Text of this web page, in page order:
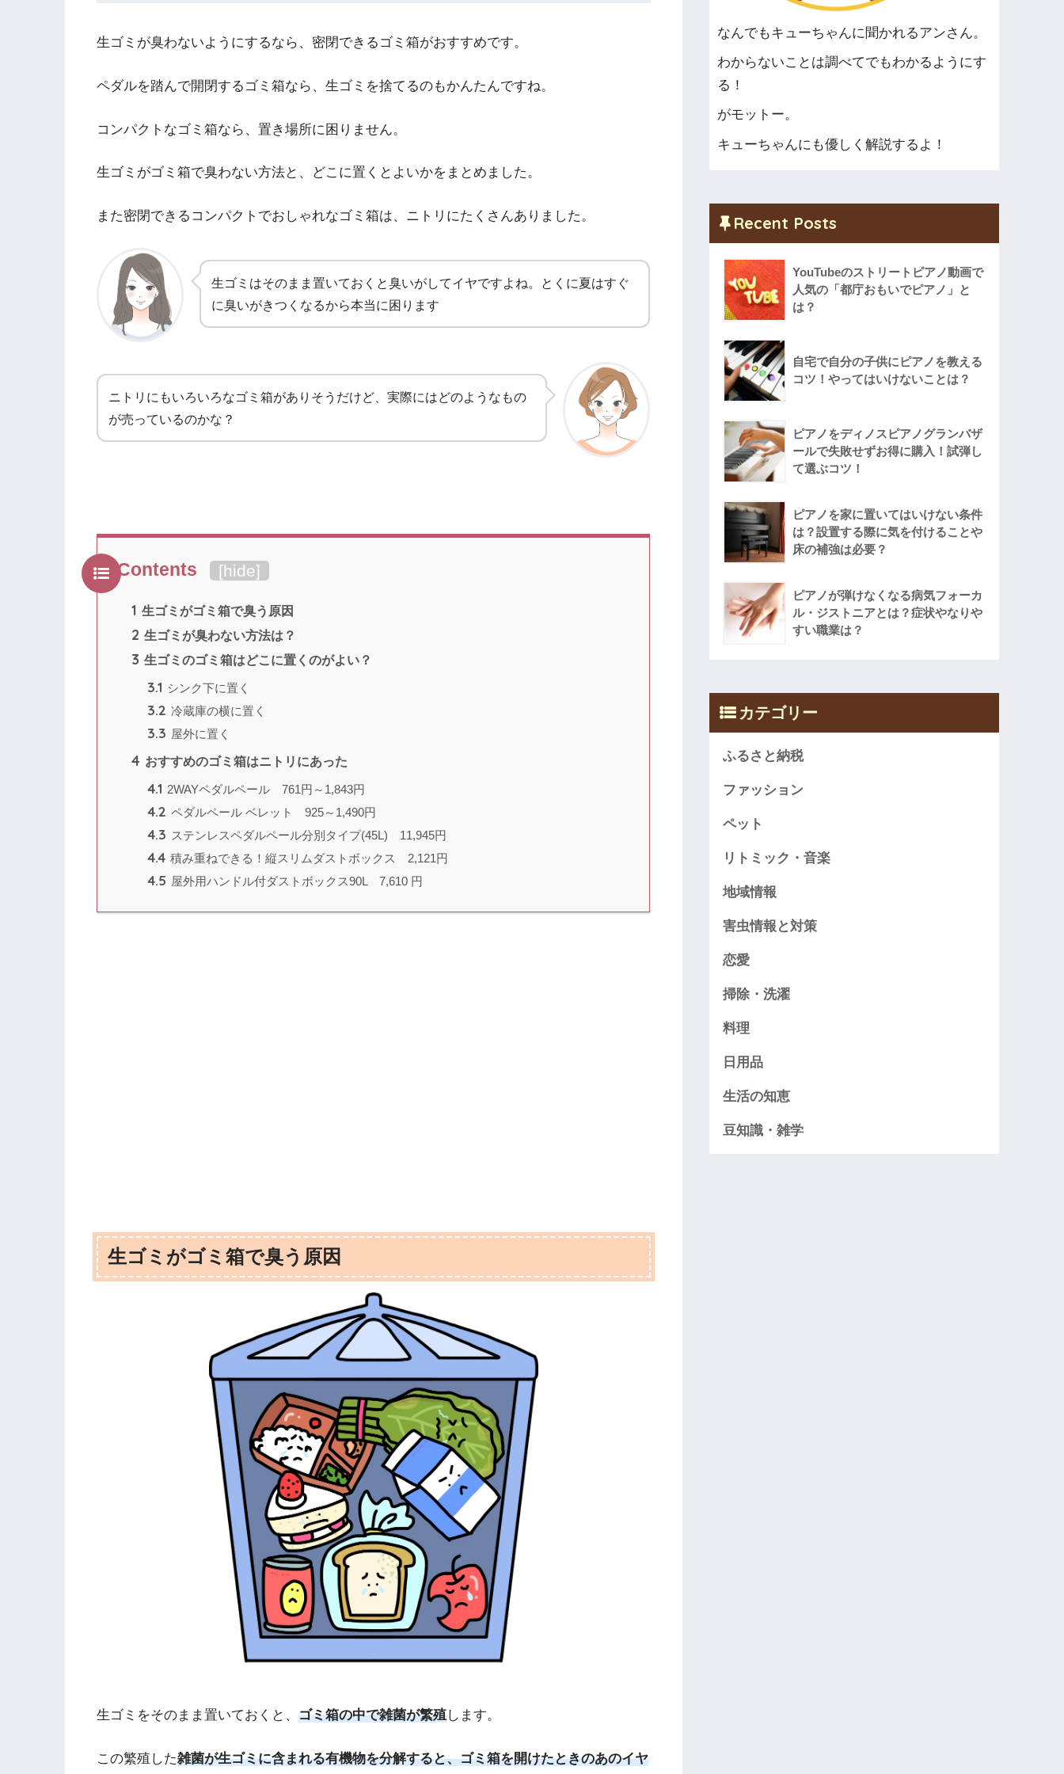
生ゴミが臭わないようにするなら、密閉できるゴミ箱がおすすめです。
ペダルを踏んで開閉するゴミ箱なら、生ゴミを捨てるのもかんたんですね。
コンパクトなゴミ箱なら、置き場所に困りません。
生ゴミがゴミ箱で臭わない方法と、どこに置くとよいかをまとめました。
また密閉できるコンパクトでおしゃれなゴミ箱は、ニトリにたくさんありました。
生ゴミはそのまま置いておくと臭いがしてイヤですよね。とくに夏はすぐ
に臭いがきつくなるから本当に困ります
ニトリにもいろいろなゴミ箱がありそうだけど、実際にはどのようなもの
が売っているのかな？
Contents [hide]
1 生ゴミがゴミ箱で臭う原因
2 生ゴミが臭わない方法は？
3 生ゴミのゴミ箱はどこに置くのがよい？
3.1 シンク下に置く
3.2 冷蔵庫の横に置く
3.3 屋外に置く
4 おすすめのゴミ箱はニトリにあった
4.1 2WAYペダルペール 761円～1,843円
4.2 ペダルペール ベレット 925～1,490円
4.3 ステンレスペダルペール分別タイプ(45L) 11,945円
4.4 積み重ねできる！縦スリムダストボックス 2,121円
4.5 屋外用ハンドル付ダストボックス90L 7,610 円
生ゴミがゴミ箱で臭う原因
生ゴミをそのまま置いておくと、 ゴミ箱の中で雑菌が繁殖します。
この繁殖した雑菌が生ゴミに含まれる有機物を分解すると、ゴミ箱を開けたときのあのイヤ
なんでもキューちゃんに聞かれるアンさん。
わからないことは調べてでもわかるようにす
る！
がモットー。
キューちゃんにも優しく解説するよ！
Recent Posts
YouTubeのストリートピアノ動画で
人気の「都庁おもいでピアノ」と
は？
自宅で自分の子供にピアノを教える
コツ！やってはいけないことは？
ピアノをディノスピアノグランバザ
ールで失敗せずお得に購入！試弾し
て選ぶコツ！
ピアノを家に置いてはいけない条件
は？設置する際に気を付けることや
床の補強は必要？
ピアノが弾けなくなる病気フォーカ
ル・ジストニアとは？症状やなりや
すい職業は？
カテゴリー
ふるさと納税
ファッション
ペット
リトミック・音楽
地域情報
害虫情報と対策
恋愛
掃除・洗濯
料理
日用品
生活の知恵
豆知識・雑学